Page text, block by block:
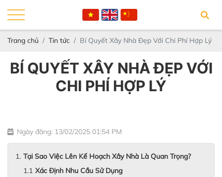
Trang chủ Tin tức Bí Quyết Xây Nhà Đẹp Với Chi Phí Hợp Lý
BÍ QUYẾT XÂY NHÀ ĐẸP VỚI
CHI PHÍ HỢP LÝ
Ngày đăng: 13/02/2025 01:54 PM
Tại Sao Việc Lên Kế Hoạch Xây Nhà Là Quan Trọng?
Xác Định Nhu Cầu Sử Dụng